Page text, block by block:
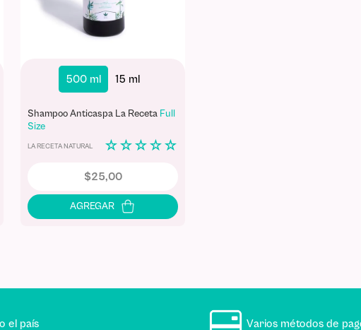
500 ml 15 ml
Shampoo Anticaspa La Receta Full
Size
LA RECETA NATURAL ☆ ☆ ☆ ☆ ☆
$25,00
el país Varios métodos de